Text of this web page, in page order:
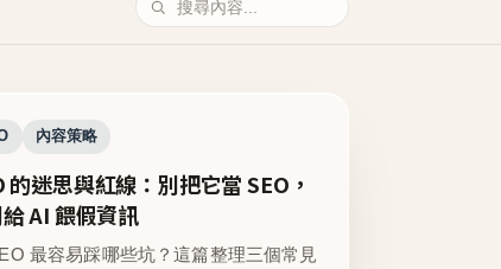
內容策略
的迷思與紅線：別把它當 SEO，
AI 餵假資訊
最容易踩哪些坑？這篇整理三個常見